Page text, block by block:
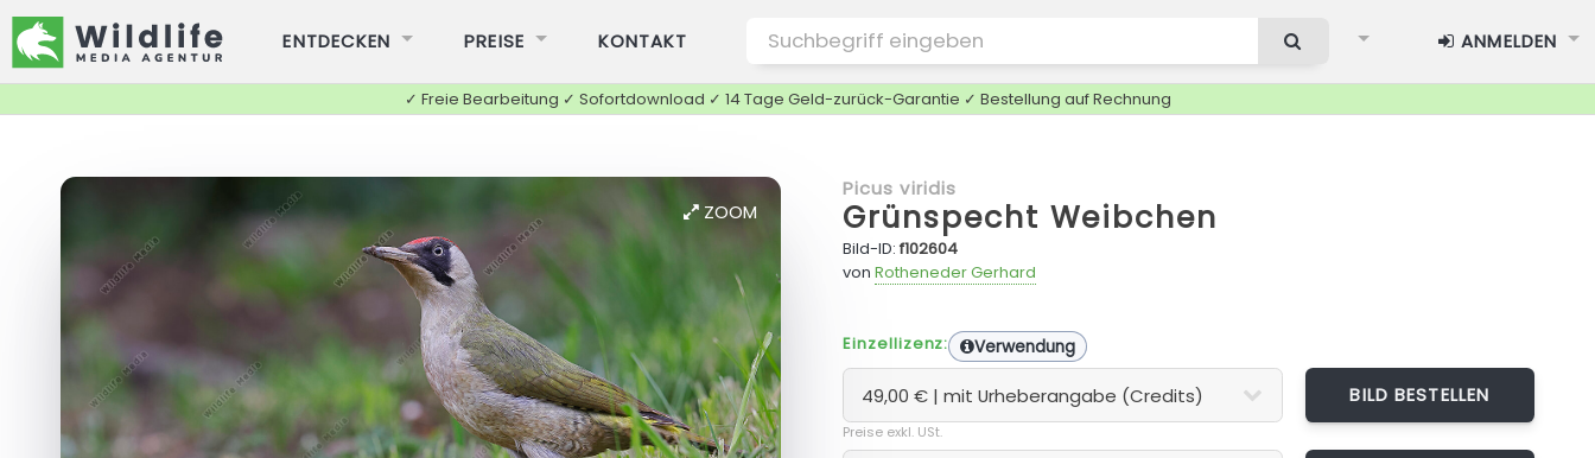
ENTDECKEN PREISE KONTAKT ANMELDEN
✓ Freie Bearbeitung ✓ Sofortdownload ✓ 14 Tage Geld-zurück-Garantie ✓ Bestellung auf Rechnung
ZOOM
Picus viridis
Grünspecht Weibchen
Bild-ID:f102604
von Rotheneder Gerhard
Einzellizenz: Verwendung
BILD BESTELLEN
Preise exkl. USt.